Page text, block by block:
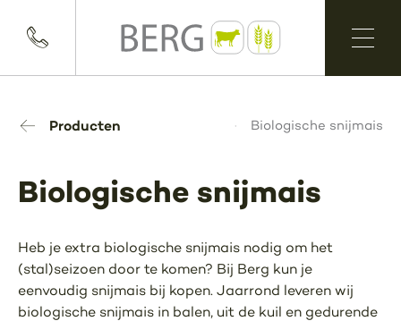
Producten Biologische snijmais
Biologische snijmais
Heb je extra biologische snijmais nodig om het
(stal)seizoen door te komen? Bij Berg kun je
eenvoudig snijmais bij kopen. Jaarrond leveren wij
biologische snijmais in balen, uit de kuil en gedurende